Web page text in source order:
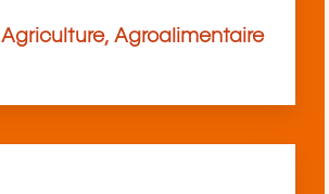
Agriculture, Agroalimentaire